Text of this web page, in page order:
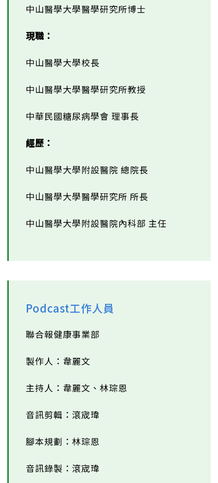
中山醫學大學醫學研究所博士
現職：
中山醫學大學校長
中山醫學大學醫學研究所教授
中華民國糖尿病學會 理事長
經歷：
中山醫學大學附設醫院 總院長
中山醫學大學醫學研究所 所長
中山醫學大學附設醫院內科部 主任
Podcast工作人員
聯合報健康事業部
製作人：韋麗文
主持人：韋麗文、林琮恩
音訊剪輯：滾宬瑋
腳本規劃：林琮恩
音訊錄製：滾宬瑋